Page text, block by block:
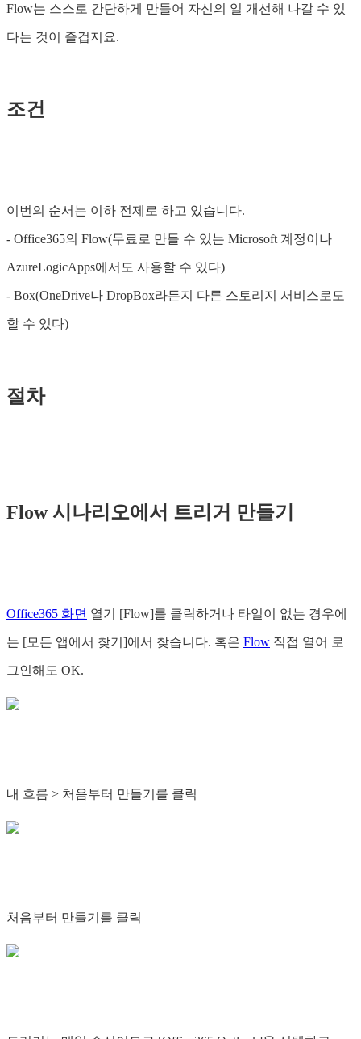
Flow는 스스로 간단하게 만들어 자신의 일 개선해 나갈 수 있
다는 것이 즐겁지요.
조건
이번의 순서는 이하 전제로 하고 있습니다.
- Office365의 Flow(무료로 만들 수 있는 Microsoft 계정이나
AzureLogicApps에서도 사용할 수 있다)
- Box(OneDrive나 DropBox라든지 다른 스토리지 서비스로도
할 수 있다)
절차
Flow 시나리오에서 트리거 만들기
Office365 화면 열기 [Flow]를 클릭하거나 타일이 없는 경우에
는 [모든 앱에서 찾기]에서 찾습니다. 혹은 Flow 직접 열어 로
그인해도 OK.
내 흐름 > 처음부터 만들기를 클릭
처음부터 만들기를 클릭